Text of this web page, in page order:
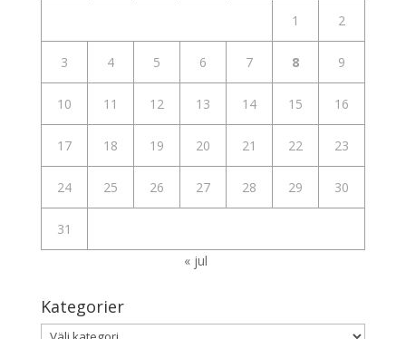
1 2
3 4 5 6 7 8 9
10 11 12 13 14 15 16
17 18 19 20 21 22 23
24 25 26 27 28 29 30
31
« jul
Kategorier
Kategorier